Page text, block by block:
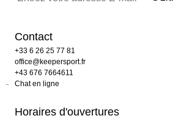
Contact
+33 6 26 25 77 81
office@keepersport.fr
+43 676 7664611
Chat en ligne
Horaires d'ouvertures